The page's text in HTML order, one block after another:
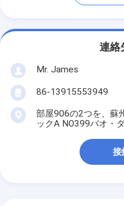
連絡
Mr. James
86-13915553949
部屋906の2つを、蘇
ックA NO399バオ・
接